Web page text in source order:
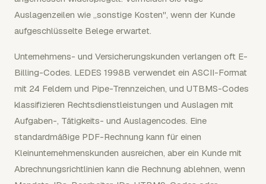
Auslagenzeilen wie „sonstige Kosten", wenn der Kunde
aufgeschlüsselte Belege erwartet.
Unternehmens- und Versicherungskunden verlangen oft E-
Billing-Codes. LEDES 1998B verwendet ein ASCII-Format
mit 24 Feldern und Pipe-Trennzeichen, und UTBMS-Codes
klassifizieren Rechtsdienstleistungen und Auslagen mit
Aufgaben-, Tätigkeits- und Auslagencodes. Eine
standardmäßige PDF-Rechnung kann für einen
Kleinunternehmenskunden ausreichen, aber ein Kunde mit
Abrechnungsrichtlinien kann die Rechnung ablehnen, wenn